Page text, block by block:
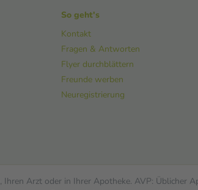
So geht's
Kontakt
Fragen & Antworten
Flyer durchblättern
Freunde werben
Neuregistrierung
Arzt oder in Ihrer Apotheke. AVP: Üblicher